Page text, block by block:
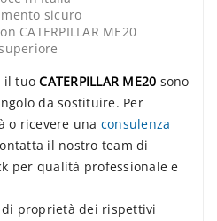
sicuro
CATERPILLAR ME20
il tuoCATERPILLAR ME20 sono
da sostituire. Per
o ricevere una consulenza
il nostro team di
per qualità professionale e
proprietà dei rispettivi